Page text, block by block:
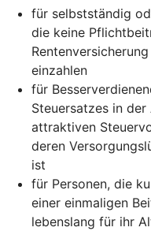
für selbstständig
die keine
einzahlen
für
Steuersatzes in
attraktiven
deren
ist
für Personen, die
einer einmaligen
lebenslang für ihr